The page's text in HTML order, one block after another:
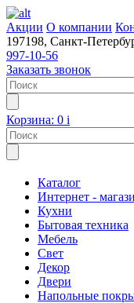
Акции О компании
197198, Санкт-
997-10-56
Заказать звонок
Корзина: 0 i
Каталог
Интернет -
Кухни
Бытовая техника
Мебель
Свет
Декор
Двери
Напольные